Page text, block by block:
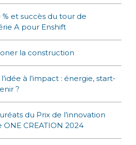
% et succès du tour de
A pour Enshift
la construction
à l’impact : énergie, start-
?
du Prix de l’innovation
CREATION 2024